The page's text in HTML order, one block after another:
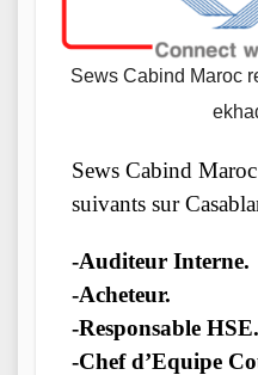
Sews Cabind Maroc
Sews Cabind
suivants sur
-Auditeur Interne.
-Acheteur.
-Responsable HSE.
-Chef d’Equipe